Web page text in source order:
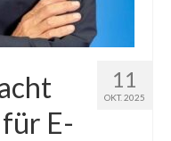
11
OKT. 2025
E-